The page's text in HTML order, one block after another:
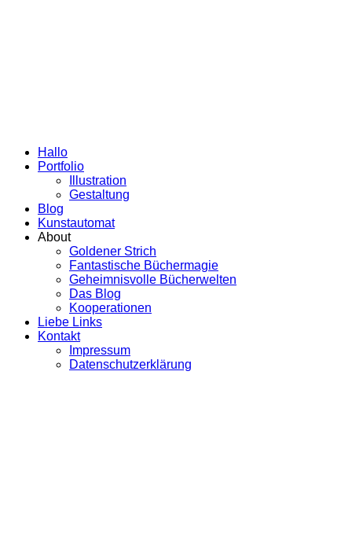
Hallo
Portfolio
Illustration
Gestaltung
Blog
Kunstautomat
About
Goldener Strich
Fantastische Büchermagie
Geheimnisvolle Bücherwelten
Das Blog
Kooperationen
Liebe Links
Kontakt
Impressum
Datenschutzerklärung